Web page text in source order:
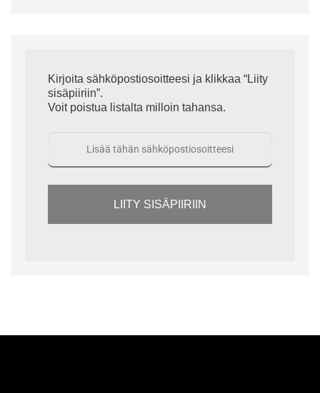
Kirjoita sähköpostiosoitteesi ja klikkaa “Liity
sisäpiiriin”.
Voit poistua listalta milloin tahansa.
LIITY SISÄPIIRIIN